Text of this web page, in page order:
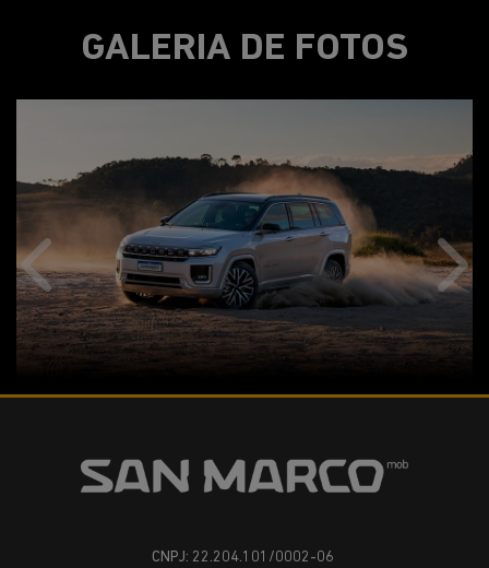
GALERIA DE FOTOS
Anterior
CNPJ: 22.204.101/0002-06